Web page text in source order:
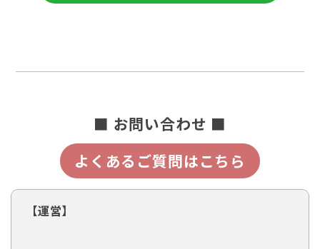
■ お問い合わせ ■
よくあるご質問はこちら
【運営】